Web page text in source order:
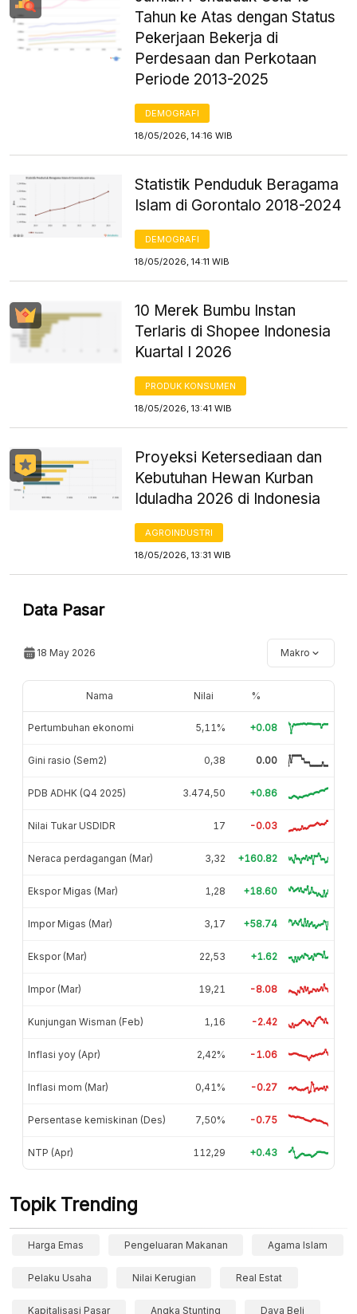
Tahun ke Atas dengan Status
Pekerjaan Bekerja di
Perdesaan dan Perkotaan
Periode 2013-2025
DEMOGRAFI
18/05/2026, 14:16 WIB
Statistik Penduduk Beragama
Islam di Gorontalo 2018-2024
DEMOGRAFI
18/05/2026, 14:11 WIB
10 Merek Bumbu Instan
Terlaris di Shopee Indonesia
Kuartal I 2026
PRODUK KONSUMEN
18/05/2026, 13:41 WIB
Proyeksi Ketersediaan dan
Kebutuhan Hewan Kurban
Iduladha 2026 di Indonesia
AGROINDUSTRI
18/05/2026, 13:31 WIB
Data Pasar
18 May 2026 Makro
Nama Nilai %
Pertumbuhan ekonomi 5,11% +0.08
Gini rasio (Sem2) 0,38 0.00
PDB ADHK (Q4 2025) 3.474,50 +0.86
Nilai Tukar USDIDR 17 -0.03
Neraca perdagangan (Mar) 3,32 +160.82
Ekspor Migas (Mar) 1,28 +18.60
Impor Migas (Mar) 3,17 +58.74
Ekspor (Mar) 22,53 +1.62
Impor (Mar) 19,21 -8.08
Kunjungan Wisman (Feb) 1,16 -2.42
Inflasi yoy (Apr) 2,42% -1.06
Inflasi mom (Mar) 0,41% -0.27
Persentase kemiskinan (Des) 7,50% -0.75
NTP (Apr) 112,29 +0.43
Topik Trending
Harga Emas Pengeluaran Makanan Agama Islam
Pelaku Usaha Nilai Kerugian Real Estat
Kapitalisasi Pasar Angka Stunting Daya Beli